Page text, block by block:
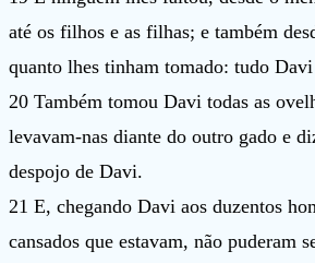
até os filhos e as filhas; e também
quanto lhes tinham tomado: tudo
20 Também tomou Davi todas as
levavam-nas diante do outro gado e
despojo de Davi.
21 E, chegando Davi aos duzentos
cansados que estavam, não puderam